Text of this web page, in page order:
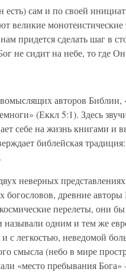
сам и по своей
великие
придется сделать шаг в
не сидит на небе, то где
авторов Библии,
(Еккл 5:1). Здесь
себе на жизнь книгами и
библейская
неверных
древние
перелеты, они
называли одним и тем же
с легкостью, неведомой
смысла (небо в мире
«место пребывания